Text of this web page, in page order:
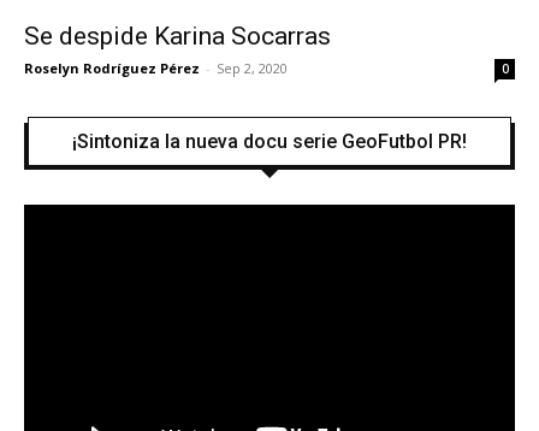
Se despide Karina Socarras
Roselyn Rodríguez Pérez - Sep 2, 2020 0
¡Sintoniza la nueva docu serie GeoFutbol PR!